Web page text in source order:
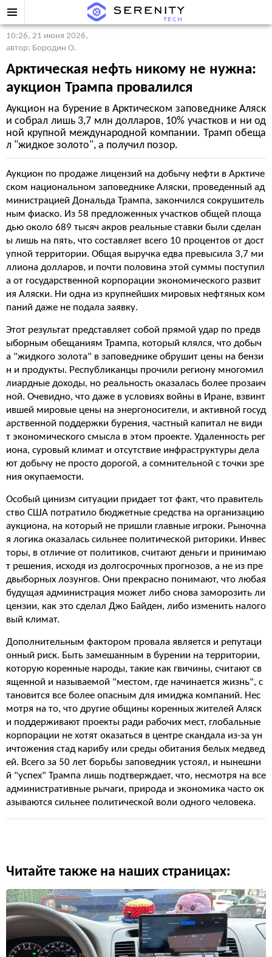
10:26, 21 июня 2026,
автор: Бородин О.
Арктическая нефть никому не нужна:
аукцион Трампа провалился
Аукцион на бурение в Арктическом заповеднике Аляск
и собрал лишь 3,7 млн долларов, 10% участков и ни од
ной крупной международной компании. Трамп обеща
л "жидкое золото", а получил позор.
Аукцион по продаже лицензий на добычу нефти в Арктиче
ском национальном заповеднике Аляски, проведенный ад
министрацией Дональда Трампа, закончился сокрушитель
ным фиаско. Из 58 предложенных участков общей площа
дью около 689 тысяч акров реальные ставки были сделан
ы лишь на пять, что составляет всего 10 процентов от дост
упной территории. Общая выручка едва превысила 3,7 ми
ллиона долларов, и почти половина этой суммы поступил
а от государственной корпорации экономического развит
ия Аляски. Ни одна из крупнейших мировых нефтяных ком
паний даже не подала заявку.
Этот результат представляет собой прямой удар по предв
ыборным обещаниям Трампа, который клялся, что добыч
а "жидкого золота" в заповеднике обрушит цены на бензи
н и продукты. Республиканцы прочили региону многомил
лиардные доходы, но реальность оказалась более прозаич
ной. Очевидно, что даже в условиях войны в Иране, взвинт
ившей мировые цены на энергоносители, и активной госуд
арственной поддержки бурения, частный капитал не види
т экономического смысла в этом проекте. Удаленность рег
иона, суровый климат и отсутствие инфраструктуры дела
ют добычу не просто дорогой, а сомнительной с точки зре
ния окупаемости.
Особый цинизм ситуации придает тот факт, что правитель
ство США потратило бюджетные средства на организацию
аукциона, на который не пришли главные игроки. Рыночна
я логика оказалась сильнее политической риторики. Инвес
торы, в отличие от политиков, считают деньги и принимаю
т решения, исходя из долгосрочных прогнозов, а не из пре
двыборных лозунгов. Они прекрасно понимают, что любая
будущая администрация может либо снова заморозить ли
цензии, как это сделал Джо Байден, либо изменить налого
вый климат.
Дополнительным фактором провала является и репутаци
онный риск. Быть замешанным в бурении на территории,
которую коренные народы, такие как гвичины, считают св
ященной и называемой "местом, где начинается жизнь", с
тановится все более опасным для имиджа компаний. Нес
мотря на то, что другие общины коренных жителей Аляск
и поддерживают проекты ради рабочих мест, глобальные
корпорации не хотят оказаться в центре скандала из-за ун
ичтожения стад карибу или среды обитания белых медвед
ей. Всего за 50 лет борьбы заповедник устоял, и нынешни
й "успех" Трампа лишь подтверждает, что, несмотря на все
административные рычаги, природа и экономика часто ок
азываются сильнее политической воли одного человека.
Читайте также на наших страницах: